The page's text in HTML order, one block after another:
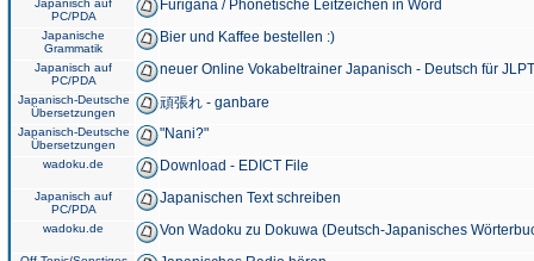
Japanisch auf
PC/PDA
Furigana / Phonetische Leitzeichen in Word
Japanische
Grammatik
Bier und Kaffee bestellen :)
Japanisch auf
PC/PDA
neuer Online Vokabeltrainer Japanisch - Deutsch für
Japanisch-Deutsche
Übersetzungen
頑張れ - ganbare
Japanisch-Deutsche
Übersetzungen
"Nani?"
wadoku.de Download - EDICT File
Japanisch auf
PC/PDA
Japanischen Text schreiben
wadoku.de Von Wadoku zu Dokuwa (Deutsch-Japanisches